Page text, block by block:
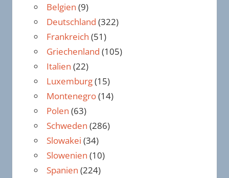
Belgien (9)
Deutschland (322)
Frankreich (51)
Griechenland (105)
Italien (22)
Luxemburg(15)
Montenegro(14)
Polen (63)
Schweden (286)
Slowakei (34)
Slowenien (10)
Spanien (224)